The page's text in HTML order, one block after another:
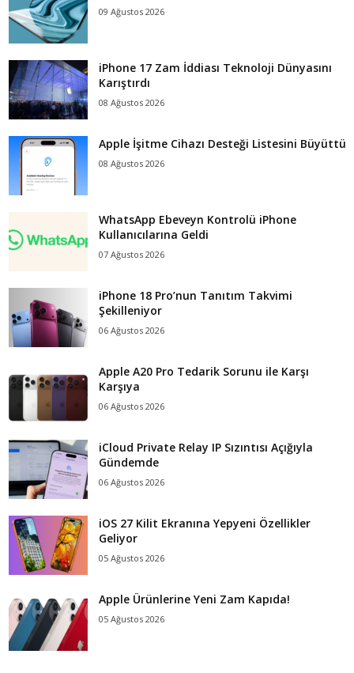
09 Ağustos 2026
iPhone 17 Zam İddiası Teknoloji Dünyasını
Karıştırdı
08 Ağustos 2026
Apple İşitme Cihazı Desteği Listesini Büyüttü
08 Ağustos 2026
WhatsApp Ebeveyn Kontrolü iPhone
Kullanıcılarına Geldi
07 Ağustos 2026
iPhone 18 Pro’nun Tanıtım Takvimi
Şekilleniyor
06 Ağustos 2026
Apple A20 Pro Tedarik Sorunu ile Karşı
Karşıya
06 Ağustos 2026
iCloud Private Relay IP Sızıntısı Açığıyla
Gündemde
06 Ağustos 2026
iOS 27 Kilit Ekranına Yepyeni Özellikler
Geliyor
05 Ağustos 2026
Apple Ürünlerine Yeni Zam Kapıda!
05 Ağustos 2026